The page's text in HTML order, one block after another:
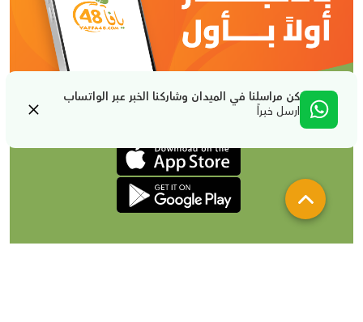
كن مراسلنا في الميدان وشاركنا الخبر عبر الواتساب
ارسل خبراً